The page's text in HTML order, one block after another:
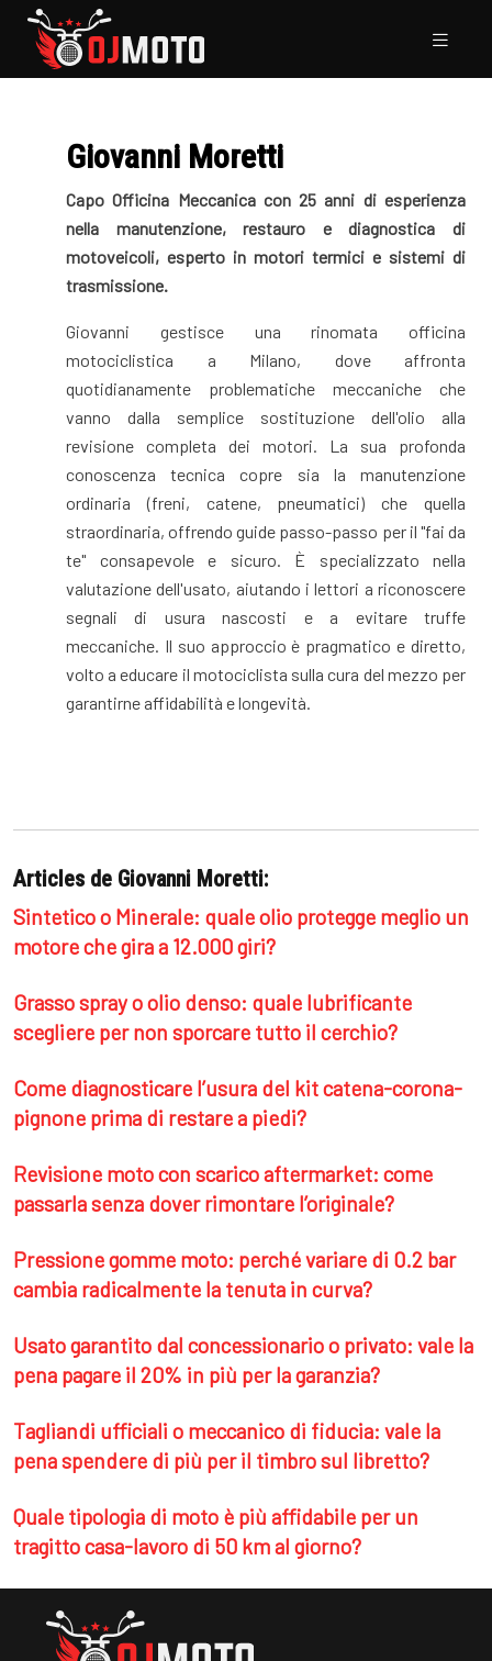
Giovanni Moretti
Capo Officina Meccanica con 25 anni di esperienza
nella manutenzione, restauro e diagnostica di
motoveicoli, esperto in motori termici e sistemi di
trasmissione.
Giovanni gestisce una rinomata officina
motociclistica a Milano, dove affronta
quotidianamente problematiche meccaniche che
vanno dalla semplice sostituzione dell'olio alla
revisione completa dei motori. La sua profonda
conoscenza tecnica copre sia la manutenzione
ordinaria (freni, catene, pneumatici) che quella
straordinaria, offrendo guide passo-passo per il "fai da
te" consapevole e sicuro. È specializzato nella
valutazione dell'usato, aiutando i lettori a riconoscere
segnali di usura nascosti e a evitare truffe
meccaniche. Il suo approccio è pragmatico e diretto,
volto a educare il motociclista sulla cura del mezzo per
garantirne affidabilità e longevità.
Articles de Giovanni Moretti:
Sintetico o Minerale: quale olio protegge meglio un
motore che gira a 12.000 giri?
Grasso spray o olio denso: quale lubrificante
scegliere per non sporcare tutto il cerchio?
Come diagnosticare l’usura del kit catena-corona-
pignone prima di restare a piedi?
Revisione moto con scarico aftermarket: come
passarla senza dover rimontare l’originale?
Pressione gomme moto: perché variare di 0.2 bar
cambia radicalmente la tenuta in curva?
Usato garantito dal concessionario o privato: vale la
pena pagare il 20% in più per la garanzia?
Tagliandi ufficiali o meccanico di fiducia: vale la
pena spendere di più per il timbro sul libretto?
Quale tipologia di moto è più affidabile per un
tragitto casa-lavoro di 50 km al giorno?